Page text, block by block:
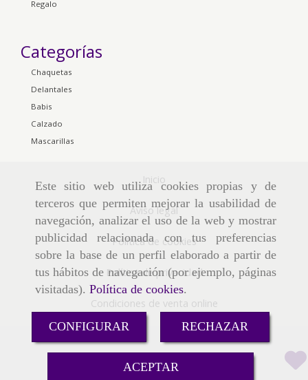
Este sitio web utiliza cookies propias y de
terceros que permiten mejorar la usabilidad de
navegación, analizar el uso de la web y mostrar
publicidad relacionada con tus preferencias
sobre la base de un perfil elaborado a partir de
tus hábitos de navegación (por ejemplo, páginas
visitadas). Política de cookies.
CONFIGURAR RECHAZAR
ACEPTAR
Consultar precio
Regalo
Categorías
Chaquetas
Delantales
Babis
Calzado
Mascarillas
Inicio
Aviso legal
Política de cookies
Política de privacidad
Condiciones de venta online